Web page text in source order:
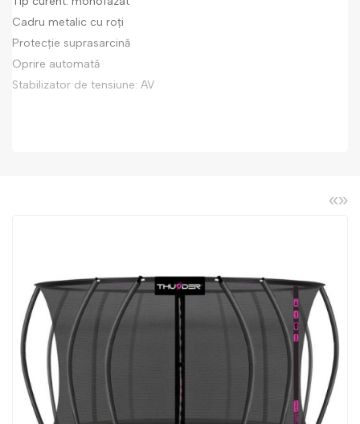
Cadru metalic cu roți
Protecție suprasarcină
Oprire automată
Stabilizator de tensiune: AV
«»